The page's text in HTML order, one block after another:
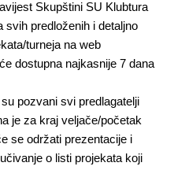
Skupštini SU Klubtura
svih predloženih i detaljno
turneja na web
dostupna najkasnije 7 dana
pozvani svi predlagatelji
je za kraj veljače/početak
se održati prezentacije i
o listi projekata koji